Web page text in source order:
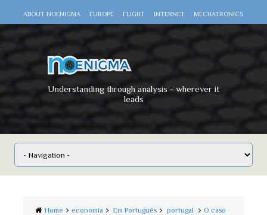
ABOUT NOENIGMA EUROPE FLIGHT INTERNET MECHATRONICS
Understanding through analysis - wherever it
leads
Home economia Em Português portugal
O caso